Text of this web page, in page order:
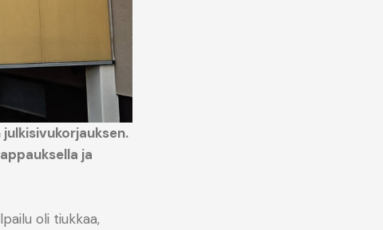
ja
oli tiukkaa,